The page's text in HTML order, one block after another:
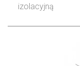
izolacyjną